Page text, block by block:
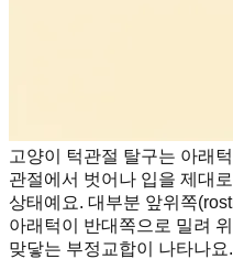
고양이 턱관절 탈구는 아래
관절에서 벗어나 입을 제대
상태예요. 대부분 앞위쪽
아래턱이 반대쪽으로 밀려
맞닿는 부정교합이 나타나요